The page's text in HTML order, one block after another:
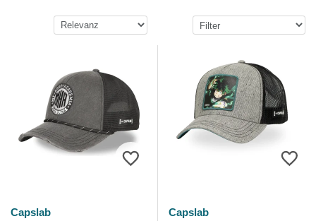
Capslab
Capslab